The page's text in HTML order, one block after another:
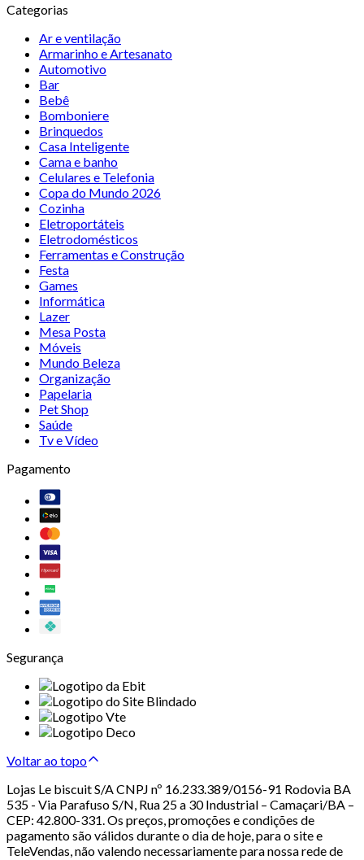
Categorias
Ar e ventilação
Armarinho e Artesanato
Automotivo
Bar
Bebê
Bomboniere
Brinquedos
Casa Inteligente
Cama e banho
Celulares e Telefonia
Copa do Mundo 2026
Cozinha
Eletroportáteis
Eletrodomésticos
Ferramentas e Construção
Festa
Games
Informática
Lazer
Mesa Posta
Móveis
Mundo Beleza
Organização
Papelaria
Pet Shop
Saúde
Tv e Vídeo
Pagamento
Segurança
Voltar ao topo
Lojas Le biscuit S/A CNPJ nº 16.233.389/0156-91 Rodovia BA
535 - Via Parafuso S/N, Rua 25 a 30 Industrial – Camaçari/BA –
CEP: 42.800-331. Os preços, promoções e condições de
pagamento são válidos durante o dia de hoje, para o site e
TeleVendas, não valendo necessariamente para nossa rede de